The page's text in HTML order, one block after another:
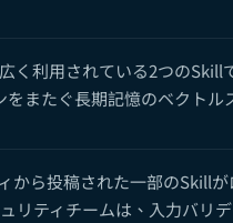
2026年最注目のオープンソー
連携ガイド：ターミナ
機能ガイド：ElevenLabs TTS＆
く利用されている2つのSkill
またぐ長期記憶のベクトル
から投稿された一部のSkill
リティチームは、入力バリ